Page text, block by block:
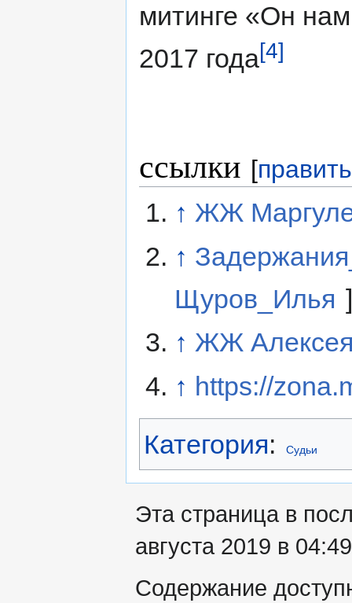
митинге «Он
2017 года[4]
ссылки [править
↑ ЖЖ
↑
Щуров_Илья ]
↑ ЖЖ
↑ https://
Категория: Судьи
Эта страница в
августа 2019 в
Содержание